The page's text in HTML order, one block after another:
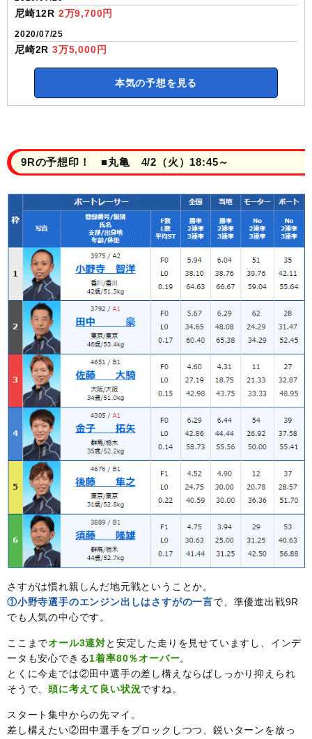
尼崎12R 2万9,700円
2020/07/25
尼崎2R 3万5,000円
本気の予想を見る
9Rの予想印！ ■丸亀 4/2（火）18:45～
さすがは慣れ親しんだ地元戦ということか。
①小野寺選手のエンジン出しはさすがの一言で、準優進出戦9R
でも人気の中心です。
ここまでオール3連対と安定した走りを見せていますし、インデ
ータも安心できる1着率80％オーバー。
とくに今走では②田中選手の差し構えならばしっかり抑えられ
そうで、頭に考えて良い状況ですね。
スタート集中からの先マイ。
差し構えたい②田中選手をブロックしつつ、鋭いターンを放っ